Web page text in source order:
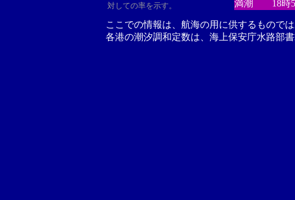
対しての率を示す。
満潮
18時
ここでの情報は、航海の用に供するもので
各港の潮汐調和定数は、海上保安庁水路部